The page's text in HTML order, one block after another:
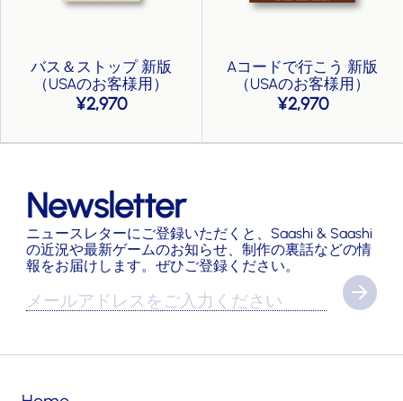
バス＆ストップ 新版
（USAのお客様用）
2,970
Aコードで行こう 新版
（USAのお客様用）
2,970
Newsletter
ニュースレターにご登録いただくと、Saashi & Saashi
の近況や最新ゲームのお知らせ、制作の裏話などの情
報をお届けします。ぜひご登録ください。